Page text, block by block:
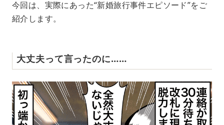
今回は、実際にあった“新婚旅行事件エピソード”をご
紹介します。
大丈夫って言ったのに……